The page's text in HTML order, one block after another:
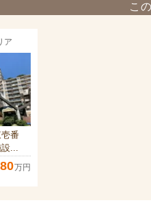
こ
ア
番
...
万円